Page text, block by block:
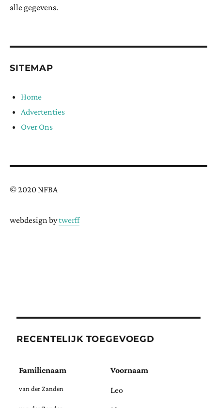
alle gegevens.
SITEMAP
Home
Advertenties
Over Ons
© 2020 NFBA
webdesign bytwerff
RECENTELIJK TOEGEVOEGD
Familienaam Voornaam
van der Zanden Leo